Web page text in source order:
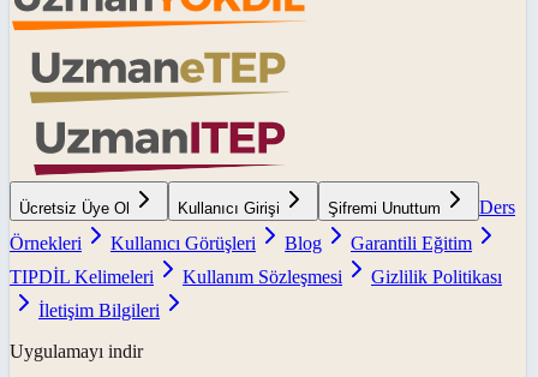
Ücretsiz Üye Ol Kullanıcı Girişi Şifremi Unuttum
Ders
Örnekleri
Kullanıcı Görüşleri Blog
Garantili Eğitim
TIPDİL Kelimeleri
Kullanım Sözleşmesi
Gizlilik Politikası
İletişim Bilgileri
Uygulamayı indir